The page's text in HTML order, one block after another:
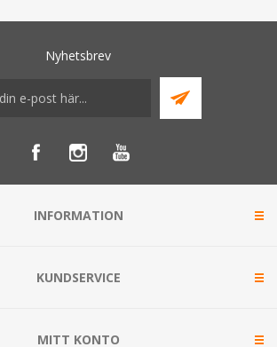
Nyhetsbrev
INFORMATION
KUNDSERVICE
MITT KONTO